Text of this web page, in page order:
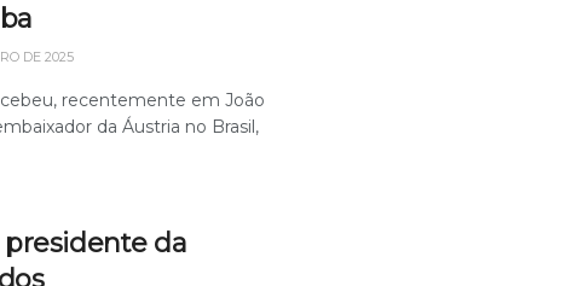
DE 2025
recentemente em João
da Áustria no Brasil,
da